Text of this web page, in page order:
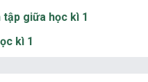
giữa học kì 1
kì 1